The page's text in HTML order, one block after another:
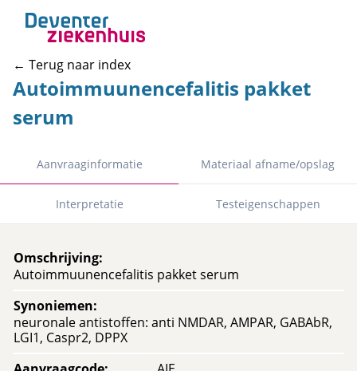
← Terug naar index
Autoimmuunencefalitis pakket
serum
Aanvraaginformatie Materiaal afname/opslag
Interpretatie Testeigenschappen
Omschrijving:
Autoimmuunencefalitis pakket serum
Synoniemen:
neuronale antistoffen: anti NMDAR, AMPAR, GABAbR,
LGI1, Caspr2, DPPX